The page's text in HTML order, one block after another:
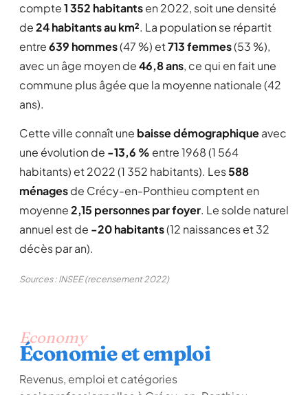
compte1 352 habitantsen 2022, soit une densité
de24 habitants au km². La population se répartit
entre639 hommes(47 %) et713 femmes(53 %),
avec un âge moyen de46,8 ans, ce qui en fait une
commune plus âgée que la moyenne nationale (42
ans).
Cette ville connaît une baisse démographiqueavec
une évolution de -13,6 % entre 1968 (1 564
habitants) et 2022 (1 352 habitants). Les588
ménagesde Crécy-en-Ponthieu comptent en
moyenne2,15 personnes par foyer. Le solde naturel
annuel est de -20 habitants(12 naissances et 32
décès par an).
Sources : INSEE (recensement 2022)
Economy
Économie et emploi
Revenus, emploi et catégories